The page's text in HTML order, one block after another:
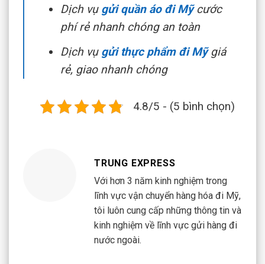
Dịch vụ gửi quần áo đi Mỹcước
phí rẻ nhanh chóng an toàn
Dịch vụ gửi thực phẩm đi Mỹgiá
rẻ, giao nhanh chóng
4.8/5 - (5 bình chọn)
TRUNG EXPRESS
Với hơn 3 năm kinh nghiệm trong
lĩnh vực vận chuyển hàng hóa đi Mỹ,
tôi luôn cung cấp những thông tin và
kinh nghiệm về lĩnh vực gửi hàng đi
nước ngoài.